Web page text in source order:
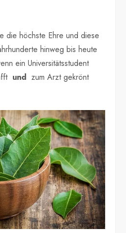
die höchste Ehre und diese
hinweg bis heute
ein Universitätsstudent
und zum Arzt gekrönt